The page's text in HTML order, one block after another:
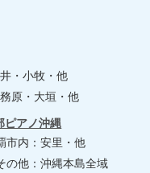
・小牧・他
原・大垣・他
ピアノ沖縄
市内
安里・他
の他
沖縄本島全域